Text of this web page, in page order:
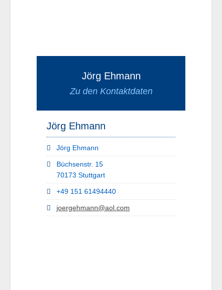
Jörg Ehmann
Zu den Kontaktdaten
Jörg Ehmann
Jörg Ehmann
Büchsenstr. 15
70173 Stuttgart
+49 151 61494440
joergehmann@aol.com